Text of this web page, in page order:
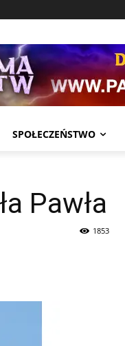
SPOŁECZEŃSTWO
Pawła
1853